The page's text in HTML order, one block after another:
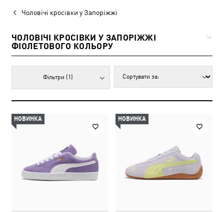
Чоловічі кросівки у Запоріжжі
ЧОЛОВІЧІ КРОСІВКИ У ЗАПОРІЖЖІ
ФІОЛЕТОВОГО КОЛЬОРУ
14
Фільтри (1)
НОВИНКА НОВИНКА